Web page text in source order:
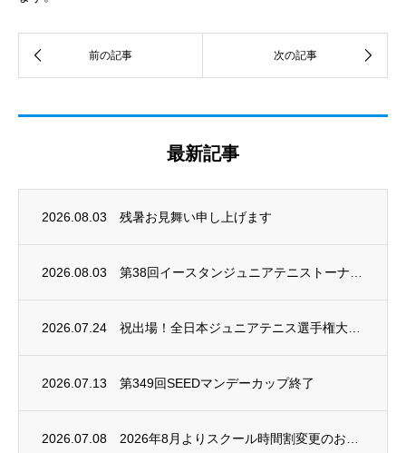
最新記事
2026.08.03 残暑お見舞い申し上げます
2026.08.03
2026.07.24
2026.07.13 第349回SEEDマンデーカップ終了
2026.07.08